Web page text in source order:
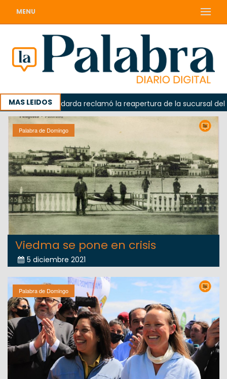
MENU
MAS LEIDOSOdarda reclamó la reapertura de la sucursal del
Palabra de Domingo
Viedma se pone en crisis
5 diciembre 2021
Palabra de Domingo